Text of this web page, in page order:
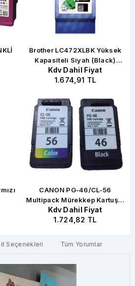
Brother LC472XLBK Yüksek
Kapasiteli Siyah (Black)
Mürekkep Kartuşu
Kdv Dahil Fiyat
1.674,91 TL
CANON PG-46/CL-56
Multipack Mürekkep Kartuş +
Kağıt Hediyeli
Kdv Dahil Fiyat
1.724,82 TL
Seçenekleri Tüm Yorumlar